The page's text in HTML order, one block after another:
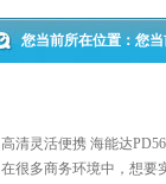
您当前所在位置：您
高清灵活便携 海能达
在很多商务环境中，想要